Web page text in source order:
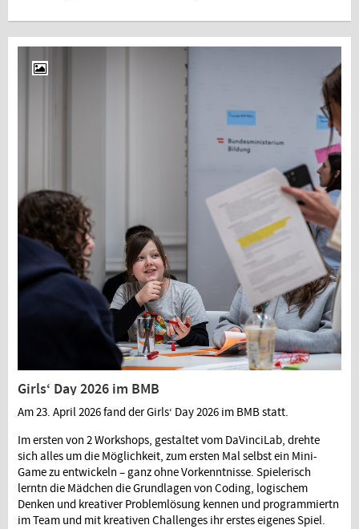
Girls‘ Day 2026 im BMB
Am 23. April 2026 fand der Girls‘ Day 2026 im BMB statt.
Im ersten von 2 Workshops, gestaltet vom DaVinciLab, drehte
sich alles um die Möglichkeit, zum ersten Mal selbst ein Mini-
Game zu entwickeln – ganz ohne Vorkenntnisse. Spielerisch
lerntn die Mädchen die Grundlagen von Coding, logischem
Denken und kreativer Problemlösung kennen und programmiertn
im Team und mit kreativen Challenges ihr erstes eigenes Spiel.